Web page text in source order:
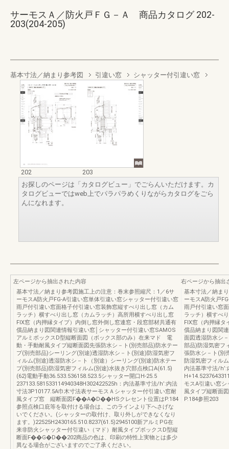
サーモスＡ／防火戸ＦＧ－Ａ 商品カタログ 202-
203(204-205)
基本寸法／納まり参考図 引違い窓 シャッター付引違い窓
202
203
お探しのページは「カタログビュー」でごらんいただけます。カ
タログビューではweb上でパラパラめくりながらカタログをごら
んになれます。
左ページから抽出された内容
基本寸法／納まり参考図施工上の注意：巻末参照縮尺：1／6サ
ーモスA防火戸FG-A引違い窓単体引違い窓シャッター付引違い窓
雨戸付引違い窓面格子付引違い窓装飾窓縦すべり出し窓（カム
ラッチ）横すべり出し窓（カムラッチ）高所用横すべり出し窓
FIX窓（内押縁タイプ）内倒し窓外倒し窓連窓・段窓部材共通有
償品納まり図関連情報引違い窓│シャッター付引違い窓SAMOS
アルミボックスD型縦断面図（ボックス部のみ）在来マド 電
動・手動耐風タイプ縦断面図先張防水シ－ト(別売部品)防水テー
プ(別売部品)シーリング(別途)透湿防水シ－ト(別途)防湿気密フ
ィルム(別途)透湿防水シ－ト（別途）シーリング(別途)防水テー
プ(別売部品)防湿気密フィルム(別途)水抜き穴部点検口A(61.5)
(62)電動手動36.533.536158.523.5シャッター開口H-25.5
237133.581533114940348H302422525h：内法基準寸法/h’:内法
寸法3P10177.5A巾木寸法表サーモスＡシャッター付引違い窓耐
風タイプ窓 縦断面図F��A�D��HSクレセント位置はP.184
参照点検口庇等を取付ける場合は、このラインより下へさげな
いでください。(シャッターの取付け、取り外しができなくなり
ます。)22525H2430165.510.8237(61.5)2945100新アルミPG在
来非防火シャッター付引違い（マド）耐風タイプボックスD型縦
断面F��G�D��202商品の色は、印刷の特性上実物とは多少
異なる場合がございますのでご了承ください。
右ページから抽出
基本寸法／納ま
ーモスA防火戸
雨戸付引違い窓
ラッチ）横すべ
FIX窓（内押縁タ
償品納まり図関
面図透湿防水シ
部品)防湿気密フ
張防水シ－ト(別
防湿気密フィル
内法基準寸法/
モスA引違い窓
風タイプ縦断面
P.184参照203